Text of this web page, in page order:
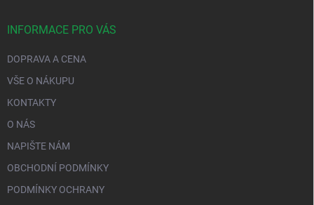
INFORMACE PRO VÁS
DOPRAVA A CENA
VŠE O NÁKUPU
KONTAKTY
O NÁS
NAPIŠTE NÁM
OBCHODNÍ PODMÍNKY
PODMÍNKY OCHRANY